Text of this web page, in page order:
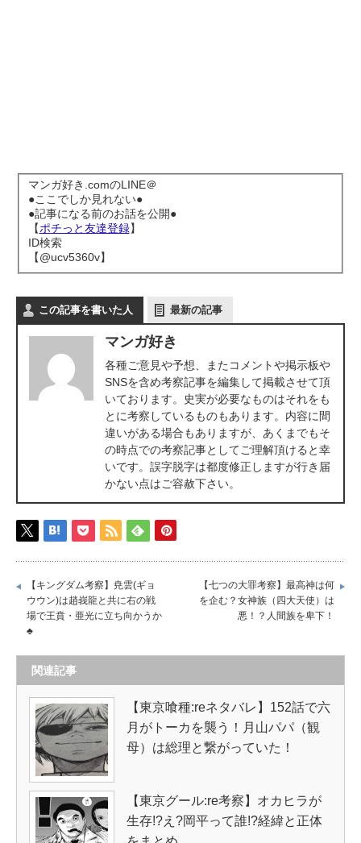
マンガ好き.comのLINE＠
●ここでしか見れない●
●記事になる前のお話を公開●
【ポチっと友達登録】
ID検索
【@ucv5360v】
この記事を書いた人 最新の記事
マンガ好き
各種ご意見や予想、またコメントや掲示板や
SNSを含め考察記事を編集して掲載させて頂
いております。史実が必要なものはそれをも
とに考察しているものもあります。内容に間
違いがある場合もありますが、あくまでもそ
の時点での考察記事としてご理解頂けると幸
いです。誤字脱字は都度修正しますが行き届
かない点はご容赦下さい。
【キングダム考察】尭雲(ギョ
ウウン)は趙峩龍と共に右の戦
場で王賁・亜光に立ち向かうか
♣
【七つの大罪考察】最高神は何
を企む？女神族（四大天使）は
悪！？人間族を卑下！
関連記事
【東京喰種:reネタバレ】152話で六
月がトーカを襲う！月山パパ（観
母）は総理と繋がっていた！
【東京グール:re考察】オカヒラが
生存!?え?岡平って誰!?経緯と正体